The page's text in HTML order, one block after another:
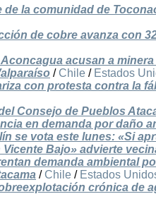
de la comunidad de
de cobre avanza con
acusan a
/ Chile / Estados
con protesta contra la
Consejo de Pueblos
en demanda por daño
se vota este lunes: «Si
Bajo» advierte
demanda ambiental
/ Chile / Estados
crónica de